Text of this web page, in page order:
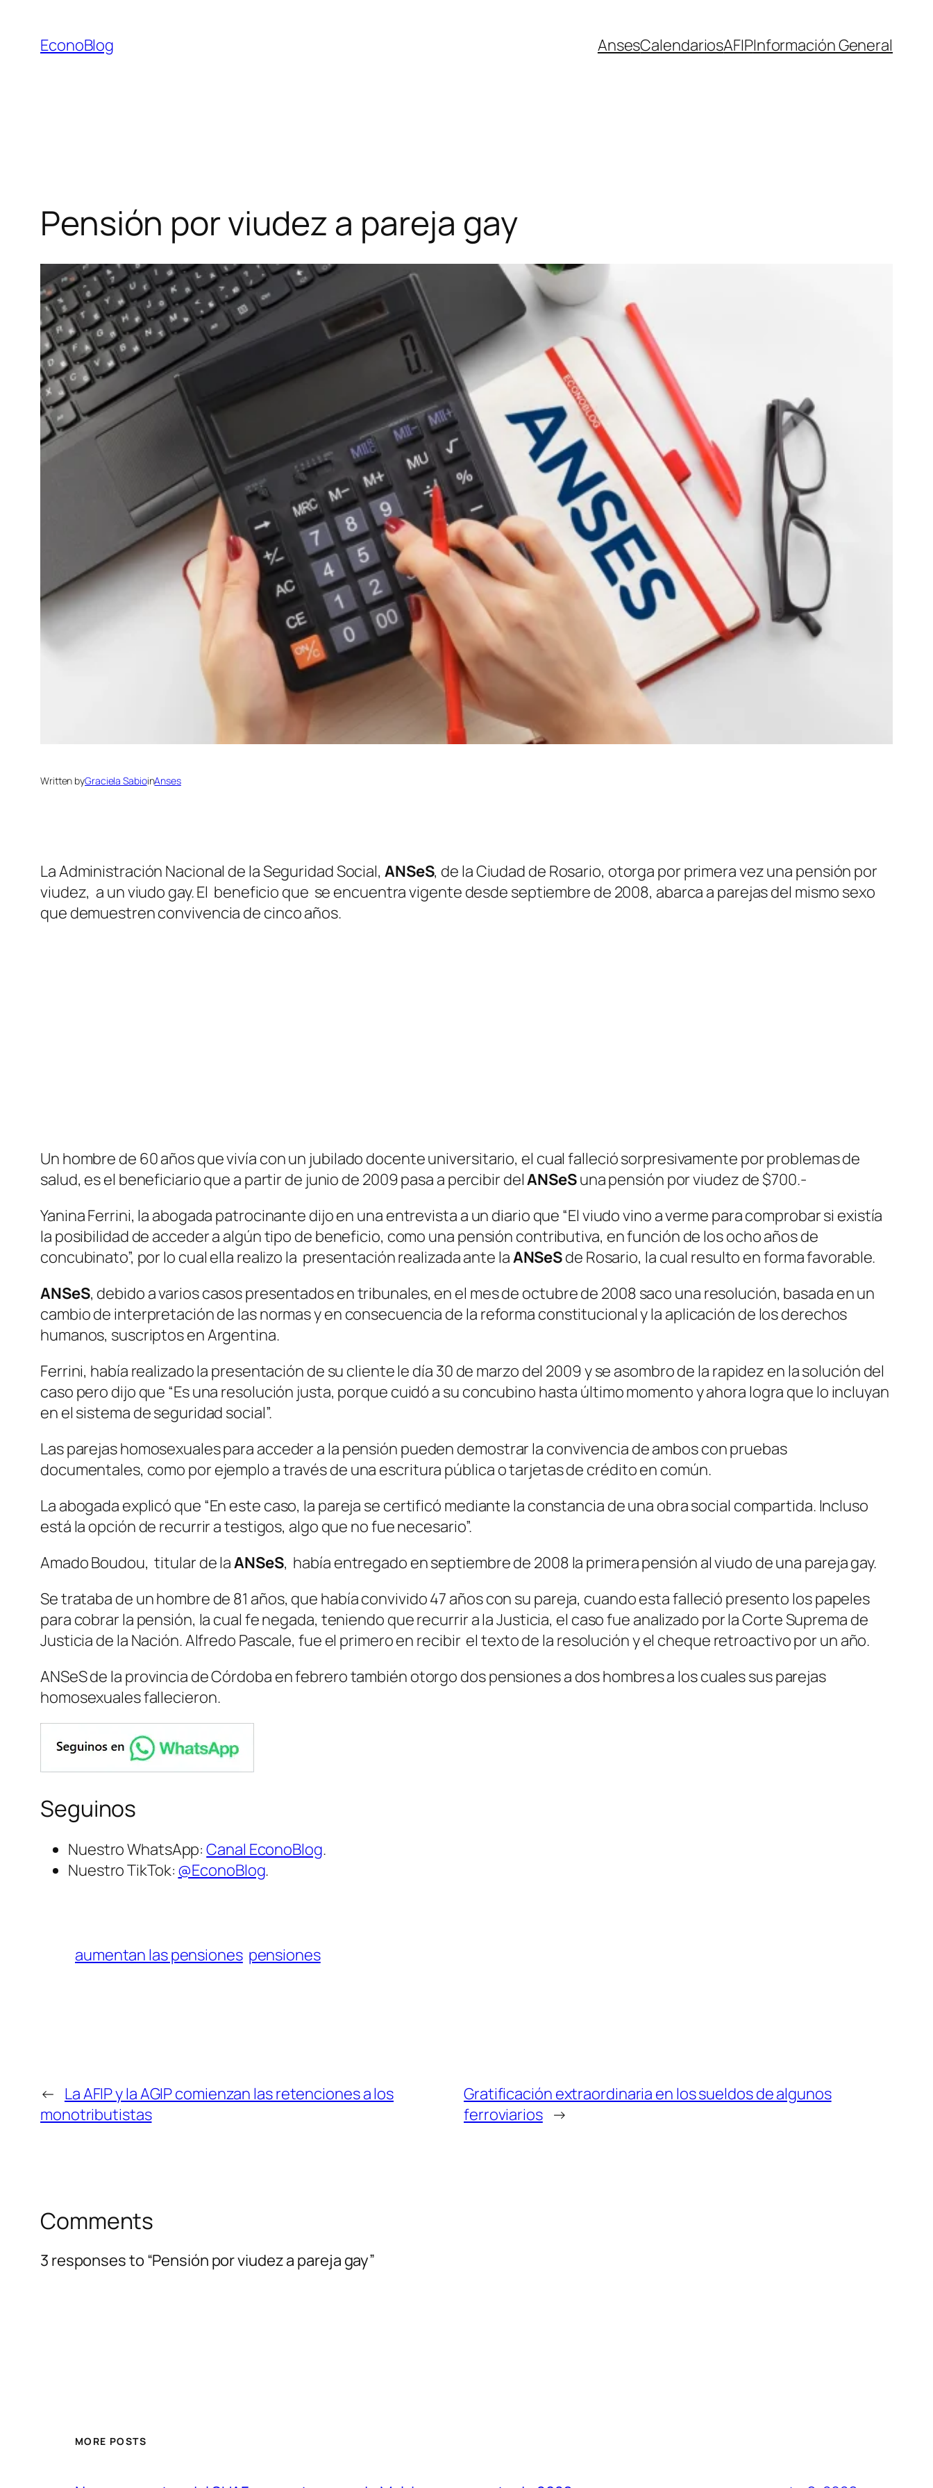
contenido
EconoBlog AnsesCalendariosAFIPInformación General
Pensión por viudez a pareja gay
Written byGraciela SabioinAnses
La Administración Nacional de la Seguridad Social, ANSeS, de la Ciudad de Rosario, otorga por primera vez una pensión por
viudez, a un viudo gay. El beneficio que se encuentra vigente desde septiembre de 2008, abarca a parejas del mismo sexo
que demuestren convivencia de cinco años.
Un hombre de 60 años que vivía con un jubilado docente universitario, el cual falleció sorpresivamente por problemas de
salud, es el beneficiario que a partir de junio de 2009 pasa a percibir delANSeSuna pensión por viudez de $700.-
Yanina Ferrini, la abogada patrocinante dijo en una entrevista a un diario que “El viudo vino a verme para comprobar si existía
la posibilidad de acceder a algún tipo de beneficio, como una pensión contributiva, en función de los ocho años de
concubinato”, por lo cual ella realizo la presentación realizada ante laANSeSde Rosario, la cual resulto en forma favorable.
ANSeS, debido a varios casos presentados en tribunales, en el mes de octubre de 2008 saco una resolución, basada en un
cambio de interpretación de las normas y en consecuencia de la reforma constitucional y la aplicación de los derechos
humanos, suscriptos en Argentina.
Ferrini, había realizado la presentación de su cliente le día 30 de marzo del 2009 y se asombro de la rapidez en la solución del
caso pero dijo que “Es una resolución justa, porque cuidó a su concubino hasta último momento y ahora logra que lo incluyan
en el sistema de seguridad social”.
Las parejas homosexuales para acceder a la pensión pueden demostrar la convivencia de ambos con pruebas
documentales, como por ejemplo a través de una escritura pública o tarjetas de crédito en común.
La abogada explicó que “En este caso, la pareja se certificó mediante la constancia de una obra social compartida. Incluso
está la opción de recurrir a testigos, algo que no fue necesario”.
Amado Boudou, titular de laANSeS, había entregado en septiembre de 2008 la primera pensión al viudo de una pareja gay.
Se trataba de un hombre de 81 años, que había convivido 47 años con su pareja, cuando esta falleció presento los papeles
para cobrar la pensión, la cual fe negada, teniendo que recurrir a la Justicia, el caso fue analizado por la Corte Suprema de
Justicia de la Nación. Alfredo Pascale, fue el primero en recibir el texto de la resolución y el cheque retroactivo por un año.
ANSeS de la provincia de Córdoba en febrero también otorgo dos pensiones a dos hombres a los cuales sus parejas
homosexuales fallecieron.
Seguinos
Nuestro WhatsApp:Canal EconoBlog.
Nuestro TikTok: @EconoBlog.
aumentan las pensiones pensiones
← La AFIP y la AGIP comienzan las retenciones a los
monotributistas
Gratificación extraordinaria en los sueldos de algunos
ferroviarios →
Comments
3 responses to “Pensión por viudez a pareja gay”
MORE POSTS